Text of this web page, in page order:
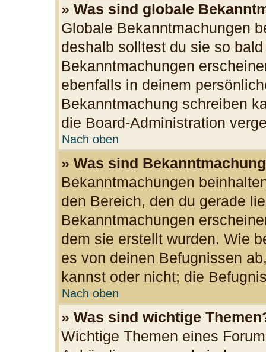
» Was sind globale
Globale Bekanntmachungen
deshalb solltest du sie so
Bekanntmachungen
ebenfalls in deinem
Bekanntmachung schreiben
die Board-Administration
Nach oben
» Was sind
Bekanntmachungen
den Bereich, den du gerade
Bekanntmachungen
dem sie erstellt wurden. Wie
es von deinen Befugnissen
kannst oder nicht; die
Nach oben
» Was sind wichtige
Wichtige Themen eines